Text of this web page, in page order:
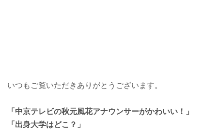
いつもご覧いただきありがとうございます。
「中京テレビの秋元風花アナウンサーがかわいい！」
「出身大学はどこ？」